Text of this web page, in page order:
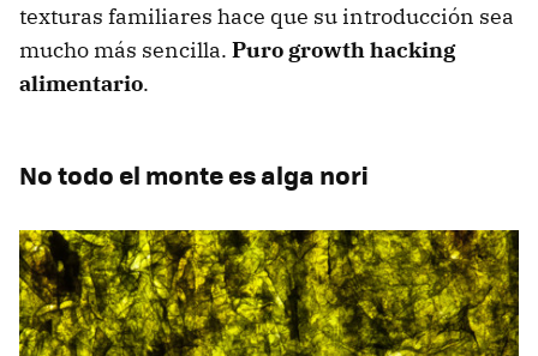
texturas familiares hace que su introducción sea
mucho más sencilla. Puro growth hacking
alimentario.
No todo el monte es alga nori